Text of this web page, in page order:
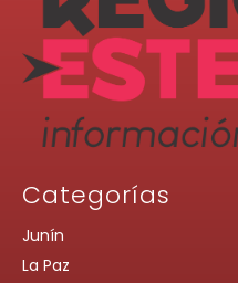
Categorías
Junín
La Paz